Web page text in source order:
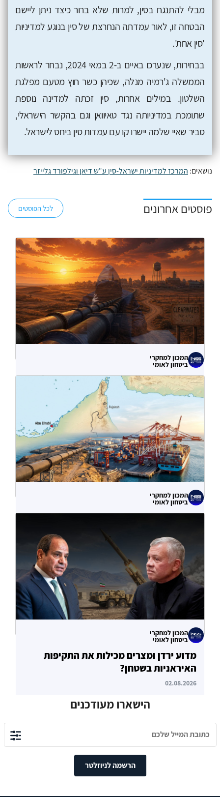
מבלי להתנגח בסין, למרות שלא ברור כיצד ניתן ליישם
הבטחה זו, לאור עמדתה הנחרצת של סין בנוגע למדיניות
'סין אחת'.
בבחירות, שנערכו באיים ב-2 במאי 2024, נבחר לראשות
הממשלה ג'רמיה מנלה, שכיהן כשר חוץ מטעם מפלגת
השלטון. במילים אחרות, סין זכתה למדינה נוספת
שתומכת במדיניותה נגד טאיוואן וגם בהקשר הישראלי,
סביר שאיי שלמה יישרו קו עם עמדות סין ביחס לישראל.
נושאים: המרכז למדיניות ישראל-סין ע"ש דיאן וגילפורד גלייזר
פוסטים אחרונים לכל הפוסטים
המכון למחקרי
ביטחון לאומי
לא רק הנזק המיידי: מה מלמדות תקיפות
הסייבר נגד תשתיות המים בארצות הברית?
המכון למחקרי
ביטחון לאומי
עוקף הורמוז? ההימור האסטרטגי הבעייתי
04.08.2026
המכון למחקרי
ביטחון לאומי
מדוע ירדן ומצרים מכילות את התקיפות
האיראניות בשטחן?
02.08.2026
הישארו מעודכנים
הרשמה לניוזלטר